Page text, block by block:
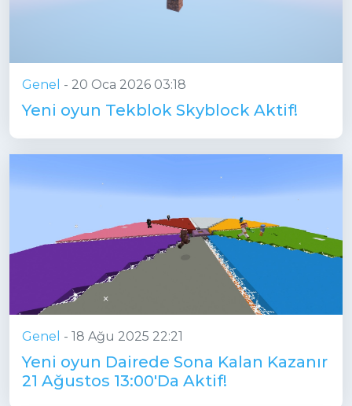
Genel - 20 Oca 2026 03:18
Yeni oyun Tekblok Skyblock Aktif!
Genel - 18 Ağu 2025 22:21
Yeni oyun Dairede Sona Kalan Kazanır
21 Ağustos 13:00'Da Aktif!